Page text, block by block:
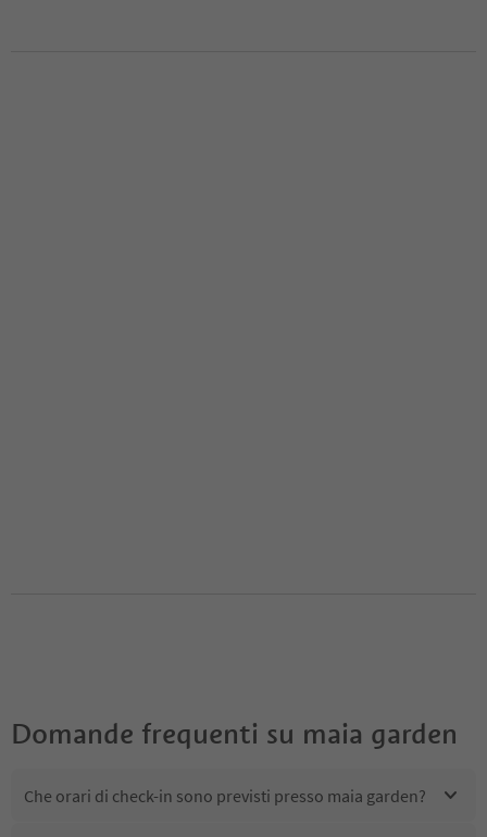
Domande frequenti su maia garden
Che orari di check-in sono previsti presso maia garden?